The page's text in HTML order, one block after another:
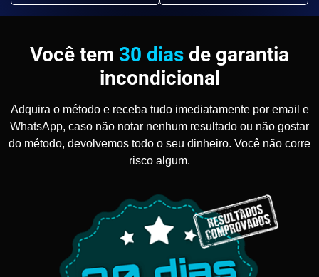
Você tem 30 dias de garantia
incondicional
Adquira o método e receba tudo imediatamente por email e
WhatsApp, caso não notar nenhum resultado ou não gostar
do método, devolvemos todo o seu dinheiro. Você não corre
risco algum.